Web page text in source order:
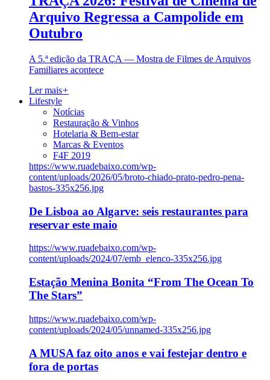
Arquivo Regressa a Campolide em
Outubro
A 5.ª edição da TRAÇA — Mostra de Filmes de Arquivos
Familiares acontece
Ler mais+
Lifestyle
Notícias
Restauração & Vinhos
Hotelaria & Bem-estar
Marcas & Eventos
F4F 2019
https://www.ruadebaixo.com/wp-
content/uploads/2026/05/broto-chiado-prato-pedro-pena-
bastos-335x256.jpg
De Lisboa ao Algarve: seis restaurantes para
reservar este maio
https://www.ruadebaixo.com/wp-
content/uploads/2024/07/emb_elenco-335x256.jpg
Estação Menina Bonita “From The Ocean To
The Stars”
https://www.ruadebaixo.com/wp-
content/uploads/2024/05/unnamed-335x256.jpg
A MUSA faz oito anos e vai festejar dentro e
fora de portas